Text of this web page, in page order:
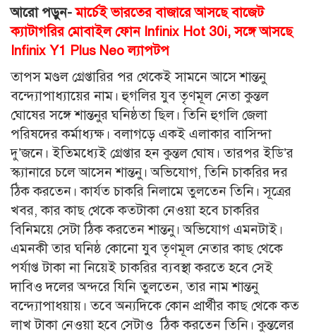
আরো পড়ুন-মার্চেই ভারতের বাজারে আসছে বাজেট
ক্যাটাগরির মোবাইল ফোন Infinix Hot 30i, সঙ্গে আসছে
Infinix Y1 Plus Neo ল্যাপটপ
তাপস মণ্ডল গ্রেপ্তারির পর থেকেই সামনে আসে শান্তনু
বন্দ্যোপাধ্যায়ের নাম। হুগলির যুব তৃণমূল নেতা কুন্তল
ঘোষের সঙ্গে শান্তনুর ঘনিষ্ঠতা ছিল। তিনি হুগলি জেলা
পরিষদের কর্মাধ্যক্ষ। বলাগড়ে একই এলাকার বাসিন্দা
দু’জনে। ইতিমধ্যেই গ্রেপ্তার হন কুন্তল ঘোষ। তারপর ইডি’র
স্ক্যানারে চলে আসেন শান্তনু। অভিযোগ, তিনি চাকরির দর
ঠিক করতেন। কার্যত চাকরি নিলামে তুলতেন তিনি। সূত্রের
খবর, কার কাছ থেকে কতটাকা নেওয়া হবে চাকরির
বিনিময়ে সেটা ঠিক করতেন শান্তনু। অভিযোগ এমনটাই।
এমনকী তার ঘনিষ্ঠ কোনো যুব তৃণমূল নেতার কাছ থেকে
পর্যাপ্ত টাকা না নিয়েই চাকরির ব্যবস্থা করতে হবে সেই
দাবিও দলের অন্দরে যিনি তুলতেন, তার নাম শান্তনু
বন্দ্যোপাধ্য়ায়। তবে অন্যদিকে কোন প্রার্থীর কাছ থেকে কত
লাখ টাকা নেওয়া হবে সেটাও ঠিক করতেন তিনি। কুন্তলের